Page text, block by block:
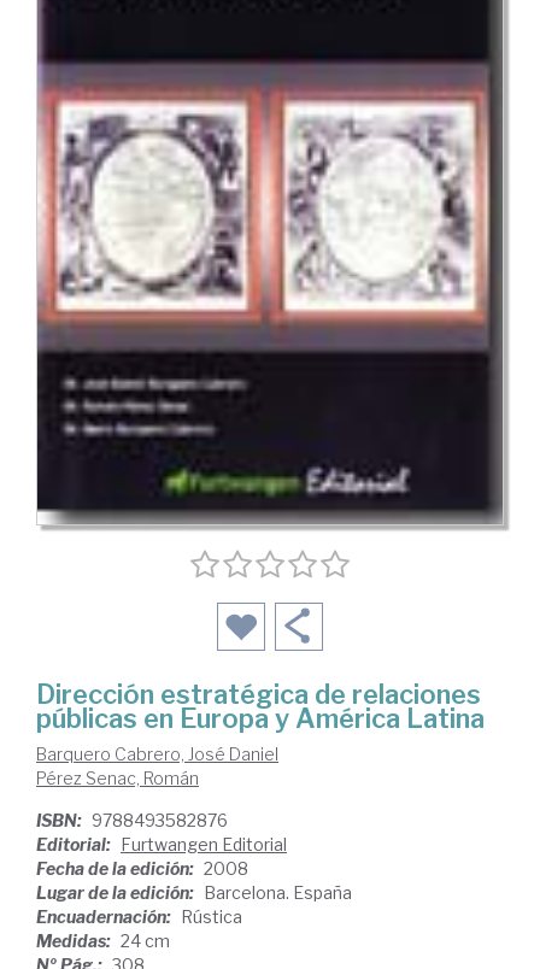
Dirección estratégica de relaciones
públicas en Europa y América Latina
Barquero Cabrero, José Daniel
Pérez Senac, Román
ISBN: 9788493582876
Editorial: Furtwangen Editorial
Fecha de la edición: 2008
Lugar de la edición: Barcelona. España
Encuadernación: Rústica
Medidas: 24 cm
Nº Pág.: 308